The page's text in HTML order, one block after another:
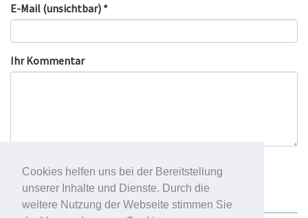
Cookies helfen uns bei der Bereitstellung
unserer Inhalte und Dienste. Durch die
weitere Nutzung der Webseite stimmen Sie
E-Mail (unsichtbar) *
Ihr Kommentar